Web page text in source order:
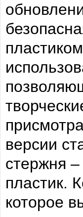
версии
стержня
пластик.
которое